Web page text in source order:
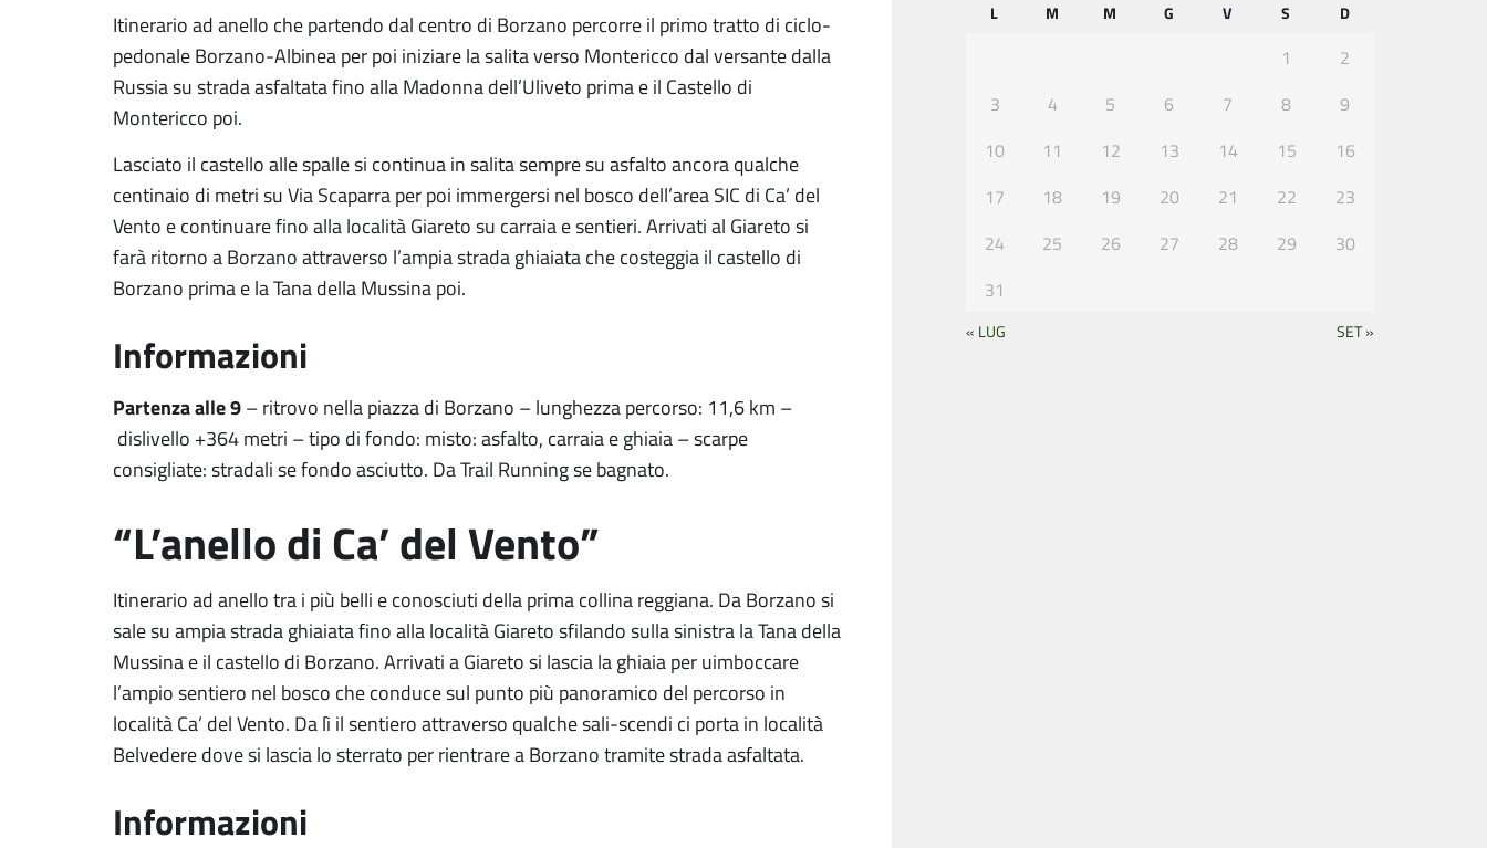
Itinerario ad anello che partendo dal centro di Borzano percorre il primo tratto di ciclo-
pedonale Borzano-Albinea per poi iniziare la salita verso Montericco dal versante dalla
Russia su strada asfaltata fino alla Madonna dell’Uliveto prima e il Castello di
Montericco poi.
Lasciato il castello alle spalle si continua in salita sempre su asfalto ancora qualche
centinaio di metri su Via Scaparra per poi immergersi nel bosco dell’area SIC di Ca’ del
Vento e continuare fino alla località Giareto su carraia e sentieri. Arrivati al Giareto si
farà ritorno a Borzano attraverso l’ampia strada ghiaiata che costeggia il castello di
Borzano prima e la Tana della Mussina poi.
Informazioni
Partenza alle 9 – ritrovo nella piazza di Borzano – lunghezza percorso: 11,6 km –
dislivello +364 metri – tipo di fondo: misto: asfalto, carraia e ghiaia – scarpe
consigliate: stradali se fondo asciutto. Da Trail Running se bagnato.
“L’anello di Ca’ del Vento”
Itinerario ad anello tra i più belli e conosciuti della prima collina reggiana. Da Borzano si
sale su ampia strada ghiaiata fino alla località Giareto sfilando sulla sinistra la Tana della
Mussina e il castello di Borzano. Arrivati a Giareto si lascia la ghiaia per uimboccare
l’ampio sentiero nel bosco che conduce sul punto più panoramico del percorso in
località Ca’ del Vento. Da lì il sentiero attraverso qualche sali-scendi ci porta in località
Belvedere dove si lascia lo sterrato per rientrare a Borzano tramite strada asfaltata.
Informazioni
L M M G V S D
1
2
3
4 5 6 7 8
9
10
11 12 13 14 15
16
17
18 19 20 21 22
23
24
25 26 27 28 29
30
31
« LUG SET »